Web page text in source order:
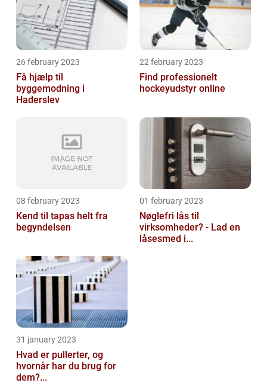
26 february 2023
Få hjælp til
byggemodning i
Haderslev
22 february 2023
Find professionelt
hockeyudstyr online
08 february 2023
Kend til tapas helt fra
begyndelsen
01 february 2023
Nøglefri lås til
virksomheder? - Lad en
låsesmed i...
31 january 2023
Hvad er pullerter, og
hvornår har du brug for
dem?...